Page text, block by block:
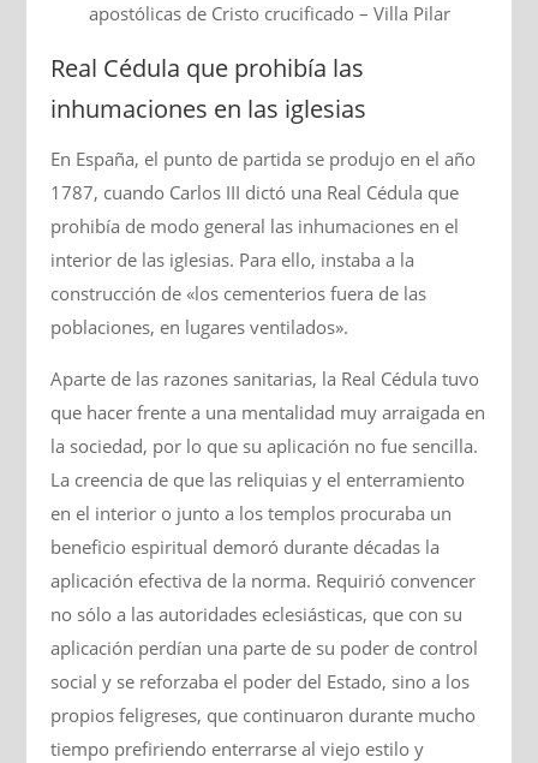
apostólicas de Cristo crucificado – Villa Pilar
Real Cédula que prohibía las
inhumaciones en las iglesias
En España, el punto de partida se produjo en el año
1787, cuando Carlos III dictó una Real Cédula que
prohibía de modo general las inhumaciones en el
interior de las iglesias. Para ello, instaba a la
construcción de «los cementerios fuera de las
poblaciones, en lugares ventilados».
Aparte de las razones sanitarias, la Real Cédula tuvo
que hacer frente a una mentalidad muy arraigada en
la sociedad, por lo que su aplicación no fue sencilla.
La creencia de que las reliquias y el enterramiento
en el interior o junto a los templos procuraba un
beneficio espiritual demoró durante décadas la
aplicación efectiva de la norma. Requirió convencer
no sólo a las autoridades eclesiásticas, que con su
aplicación perdían una parte de su poder de control
social y se reforzaba el poder del Estado, sino a los
propios feligreses, que continuaron durante mucho
tiempo prefiriendo enterrarse al viejo estilo y